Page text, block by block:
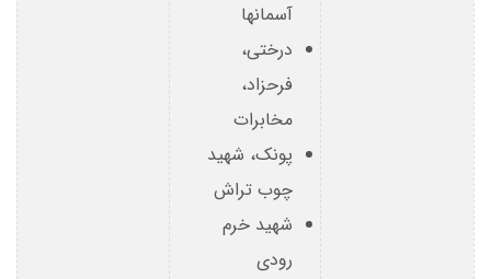
آسمانها
درختی،
فرحزاد،
مخابرات
پونک، شهید
چوب تراش
شهید خرم
رودی